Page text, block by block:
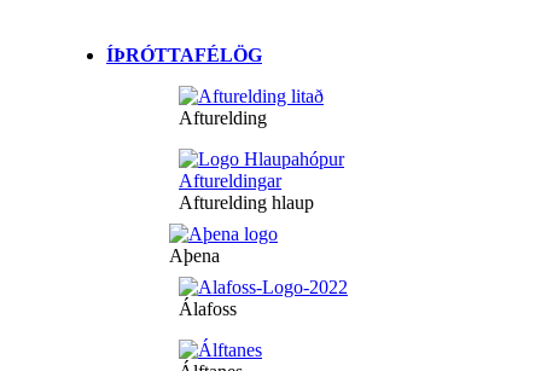
ÍÞRÓTTAFÉLÖG
Afturelding
Afturelding hlaup
Aþena
Álafoss